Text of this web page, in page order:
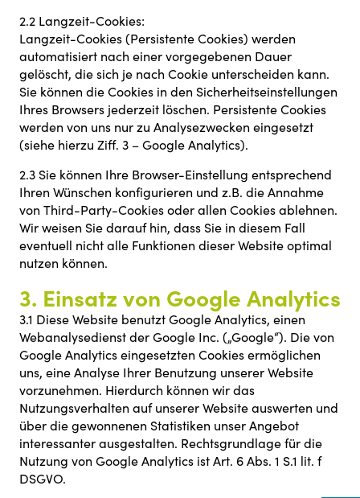
2.2 Langzeit-Cookies:
Langzeit-Cookies (Persistente Cookies) werden
automatisiert nach einer vorgegebenen Dauer
gelöscht, die sich je nach Cookie unterscheiden kann.
Sie können die Cookies in den Sicherheitseinstellungen
Ihres Browsers jederzeit löschen. Persistente Cookies
werden von uns nur zu Analysezwecken eingesetzt
(siehe hierzu Ziff. 3 – Google Analytics).
2.3 Sie können Ihre Browser-Einstellung entsprechend
Ihren Wünschen konfigurieren und z.B. die Annahme
von Third-Party-Cookies oder allen Cookies ablehnen.
Wir weisen Sie darauf hin, dass Sie in diesem Fall
eventuell nicht alle Funktionen dieser Website optimal
nutzen können.
3. Einsatz von Google Analytics
3.1 Diese Website benutzt Google Analytics, einen
Webanalysedienst der Google Inc. („Google“). Die von
Google Analytics eingesetzten Cookies ermöglichen
uns, eine Analyse Ihrer Benutzung unserer Website
vorzunehmen. Hierdurch können wir das
Nutzungsverhalten auf unserer Website auswerten und
über die gewonnenen Statistiken unser Angebot
interessanter ausgestalten. Rechtsgrundlage für die
Nutzung von Google Analytics ist Art. 6 Abs. 1 S.1 lit. f
DSGVO.